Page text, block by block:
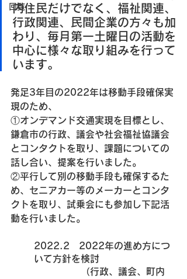
回覧
内住民だけでなく、福祉関連、
行政関連、民間企業の方々も加
わり、毎月第一土曜日の活動を
中心に様々な取り組みを行って
います。
発足3年目の2022年は移動手段確保実
現のため、
①オンデマンド交通実現を目標とし、
鎌倉市の行政、議会や社会福祉協議会
とコンタクトを取り、課題についての
話し合い、提案を行いました。
②平行して別の移動手段も確保するた
め、セニアカー等のメーカーとコンタ
クトを取り、試乗会にも参加し下記活
動を行いました。
2022.2　2022年の進め方につ
いて方針を検討
（行政、議会、町内